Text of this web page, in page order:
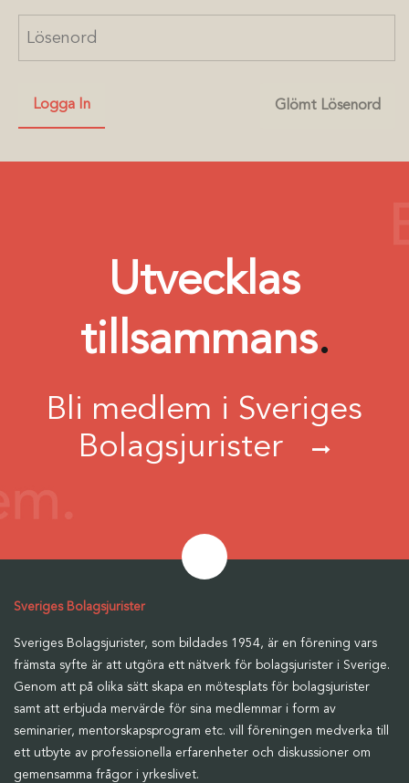
Utvecklas
tillsammans.
Bli medlem i Sveriges
Bolagsjurister
Sveriges Bolagsjurister
Sveriges Bolagsjurister, som bildades 1954, är en förening vars
främsta syfte är att utgöra ett nätverk för bolagsjurister i Sverige.
Genom att på olika sätt skapa en mötesplats för bolagsjurister
samt att erbjuda mervärde för sina medlemmar i form av
seminarier, mentorskapsprogram etc. vill föreningen medverka till
ett utbyte av professionella erfarenheter och diskussioner om
gemensamma frågor i yrkeslivet.